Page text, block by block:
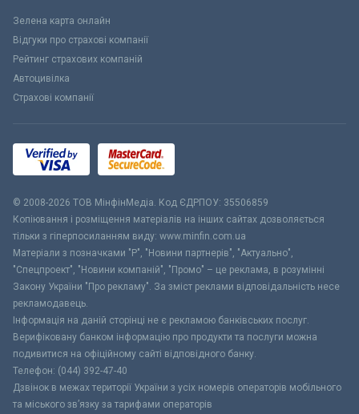
Зелена карта онлайн
Відгуки про страхові компанії
Рейтинг страхових компаній
Автоцивілка
Страхові компанії
© 2008-2026 ТОВ МiнфiнМедiа. Код ЄДРПОУ: 35506859
Копіювання і розміщення матеріалів на інших сайтах дозволяється
тільки з гіперпосиланням виду: www.minfin.com.ua
Матеріали з позначками "Р", "Новини партнерів", "Актуально",
"Спецпроект", "Новини компаній", "Промо" – це реклама, в розумінні
Закону України "Про рекламу". За зміст реклами відповідальність несе
рекламодавець.
Інформація на даній сторінці не є рекламою банківських послуг.
Верифіковану банком інформацію про продукти та послуги можна
подивитися на офіційному сайті відповідного банку.
Телефон: (044) 392-47-40
Дзвінок в межах території України з усіх номерів операторів мобільного
та міського зв’язку за тарифами операторів